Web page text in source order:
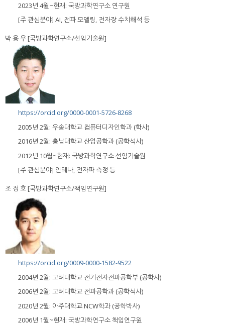
2023년 4월~현재: 국방과학연구소 연구원
[주 관심분야] AI, 전파 모델링, 전자장 수치해석 등
박 용 우 [국방과학연구소/선임기술원]
https://orcid.org/0000-0001-5726-8268
2005년 2월: 우송대학교 컴퓨터디자인학과 (학사)
2016년 2월: 충남대학교 산업공학과 (공학석사)
2012년 10월~현재: 국방과학연구소 선임기술원
[주 관심분야] 안테나, 전자파 측정 등
조 정 호 [국방과학연구소/책임연구원]
https://orcid.org/0009-0000-1582-9522
2004년 2월: 고려대학교 전기전자전파공학부 (공학사)
2006년 2월: 고려대학교 전파공학과 (공학석사)
2020년 2월: 아주대학교 NCW학과 (공학박사)
2006년 1월~현재: 국방과학연구소 책임연구원